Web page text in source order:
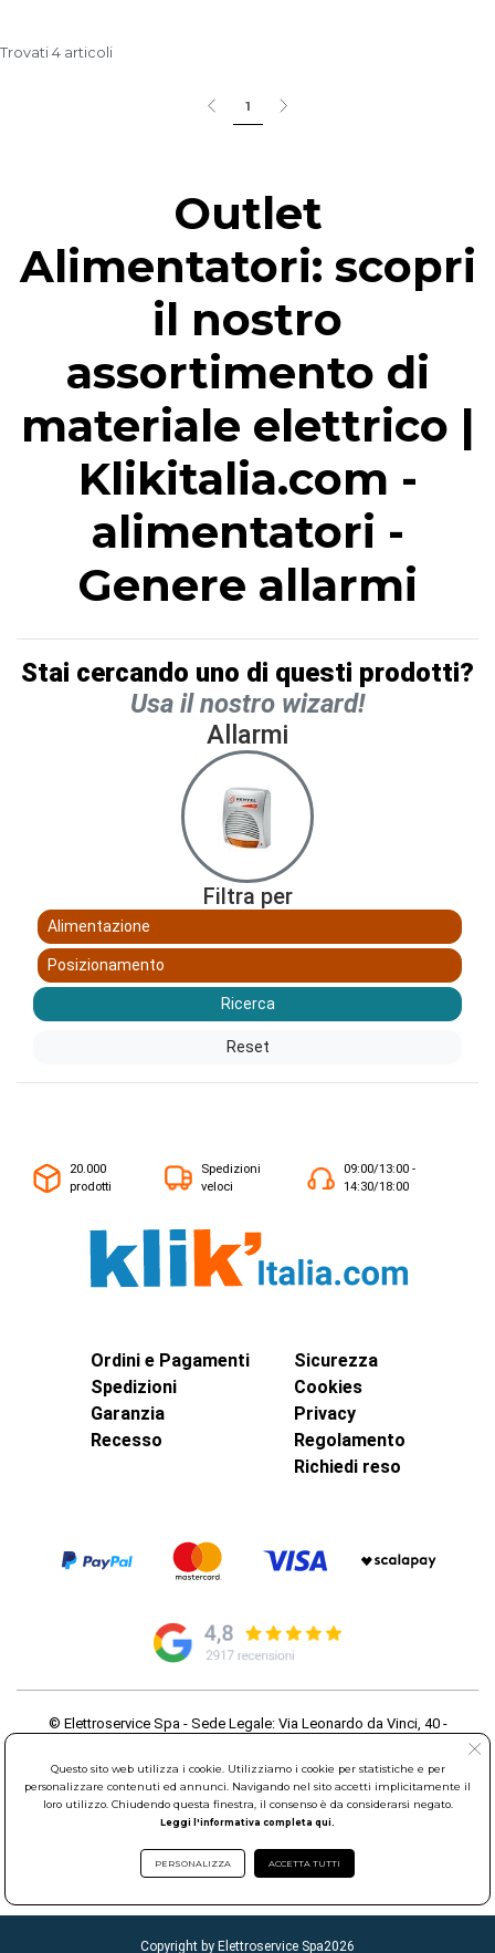
Trovati 4 articoli
1
Outlet
Alimentatori: scopri
il nostro
assortimento di
materiale elettrico |
Klikitalia.com -
alimentatori -
Genere allarmi
Stai cercando uno di questi prodotti?
Usa il nostro wizard!
Allarmi
Filtra per
Alimentazione
Posizionamento
Ricerca
Reset
20.000
prodotti
Spedizioni
veloci
09:00/13:00 -
14:30/18:00
Ordini e Pagamenti
Spedizioni
Garanzia
Recesso
Sicurezza
Cookies
Privacy
Regolamento
Richiedi reso
© Elettroservice Spa - Sede Legale: Via Leonardo da Vinci, 40 -
Partita Iva: 01586761007 - Codice Fiscale: 06634500588 Capitale
Sociale 1.600.000,00 Euro i.v. Iscritto al Registro delle Imprese di
Roma REA: RM-535144
Sede Operativa: Via Leonardo da Vinci, 40 - 00015 Monterotondo
Scalo (RM) - Telefono:06.90095358
Copyright by Elettroservice Spa2026
Questo sito web utilizza i cookie. Utilizziamo i cookie per statistiche e per
personalizzare contenuti ed annunci. Navigando nel sito accetti implicitamente il
loro utilizzo. Chiudendo questa finestra, il consenso è da considerarsi negato.
Leggi l'informativa completa qui.
PERSONALIZZA ACCETTA TUTTI